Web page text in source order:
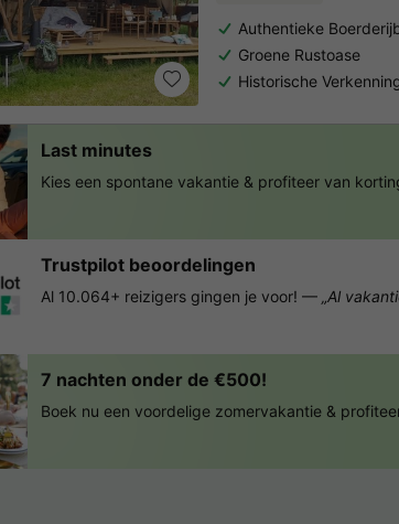
Authentieke
Groene Rustoase
Historische
Last minutes
Kies een spontane vakantie & profiteer van
Trustpilot beoordelingen
Al 10.064+ reizigers gingen je voor! — „Al
7 nachten onder de €500!
Boek nu een voordelige zomervakantie &